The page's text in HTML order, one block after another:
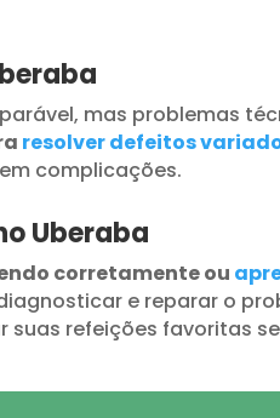
mas problemas
resolver defeitos
complicações.
Uberaba
corretamente ou
e reparar o
refeições favoritas